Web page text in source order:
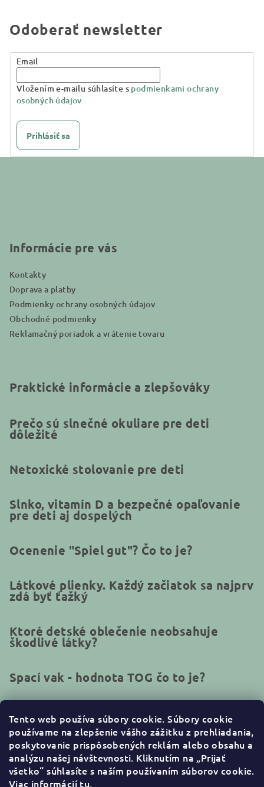
Tento web používa súbory cookie.Súbory cookie
používame na zlepšenie vášho zážitku z prehliadania,
poskytovanie prispôsobených reklám alebo obsahu a
analýzu našej návštevnosti. Kliknutím na „Prijať
všetko“ súhlasíte s naším používaním súborov cookie.
Viac informáciítu.
Odoberať newsletter
Email
Vložením e-mailu súhlasíte s podmienkami ochrany
osobných údajov
Prihlásiť sa
Informácie pre vás
Kontakty
Doprava a platby
Podmienky ochrany osobných údajov
Obchodné podmienky
Reklamačný poriadok a vrátenie tovaru
Praktické informácie a zlepšováky
Prečo sú slnečné okuliare pre deti
dôležité
Netoxické stolovanie pre deti
Slnko, vitamín D a bezpečné opaľovanie
pre deti aj dospelých
Ocenenie "Spiel gut"? Čo to je?
Látkové plienky. Každý začiatok sa najprv
zdá byť ťažký
Ktoré detské oblečenie neobsahuje
škodlivé látky?
Spací vak - hodnota TOG čo to je?
Kontakt
info@naturakid.sk
+421944638380